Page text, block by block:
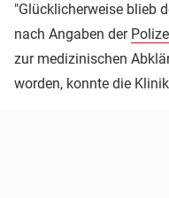
"Glücklicherweise blieb
nach Angaben der
zur medizinischen
worden, konnte die